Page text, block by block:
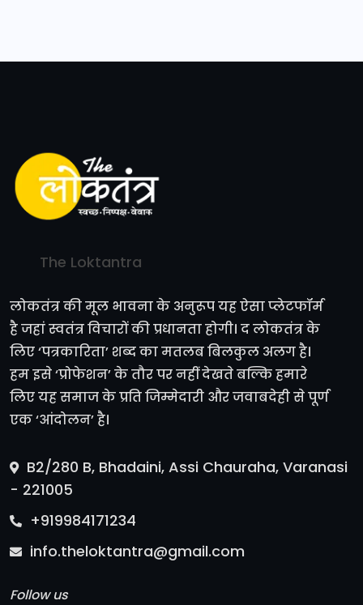
The Loktantra
लोकतंत्र की मूल भावना के अनुरूप यह ऐसा प्लेटफॉर्म
है जहां स्वतंत्र विचारों की प्रधानता होगी। द लोकतंत्र के
लिए ‘पत्रकारिता’ शब्द का मतलब बिलकुल अलग है।
हम इसे ‘प्रोफेशन’ के तौर पर नहीं देखते बल्कि हमारे
लिए यह समाज के प्रति जिम्मेदारी और जवाबदेही से पूर्ण
एक ‘आंदोलन’ है।
B2/280 B, Bhadaini, Assi Chauraha, Varanasi
- 221005
+919984171234
info.theloktantra@gmail.com
Follow us